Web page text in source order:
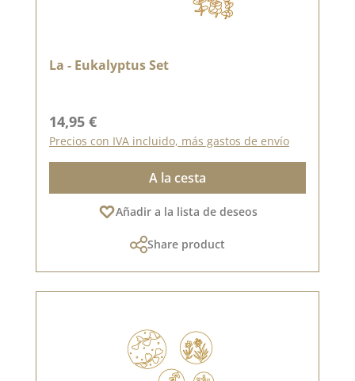
La - Eukalyptus Set
Precio normal:
14,95 €
Precios con IVA incluido, más gastos de envío
A la cesta
Añadir a la lista de deseos
Share product